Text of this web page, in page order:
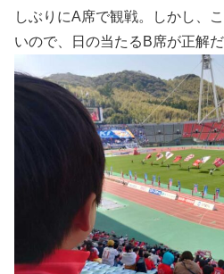
しぶりにA席で観戦。しかし、
いので、日の当たるB席が正解